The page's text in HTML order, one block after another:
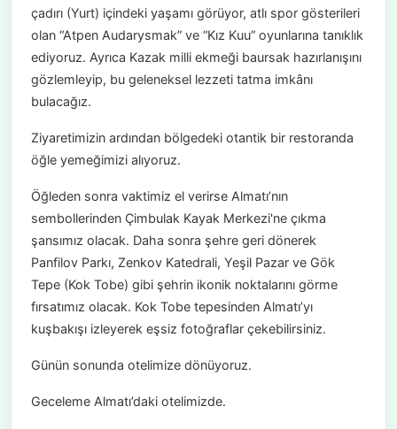
çadırı (Yurt) içindeki yaşamı görüyor, atlı spor gösterileri
olan “Atpen Audarysmak” ve “Kız Kuu” oyunlarına tanıklık
ediyoruz. Ayrıca Kazak milli ekmeği baursak hazırlanışını
gözlemleyip, bu geleneksel lezzeti tatma imkânı
bulacağız.
Ziyaretimizin ardından bölgedeki otantik bir restoranda
öğle yemeğimizi alıyoruz.
Öğleden sonra vaktimiz el verirse Almatı’nın
sembollerinden Çimbulak Kayak Merkezi'ne çıkma
şansımız olacak. Daha sonra şehre geri dönerek
Panfilov Parkı, Zenkov Katedrali, Yeşil Pazar ve Gök
Tepe (Kok Tobe) gibi şehrin ikonik noktalarını görme
fırsatımız olacak. Kok Tobe tepesinden Almatı’yı
kuşbakışı izleyerek eşsiz fotoğraflar çekebilirsiniz.
Günün sonunda otelimize dönüyoruz.
Geceleme Almatı’daki otelimizde.